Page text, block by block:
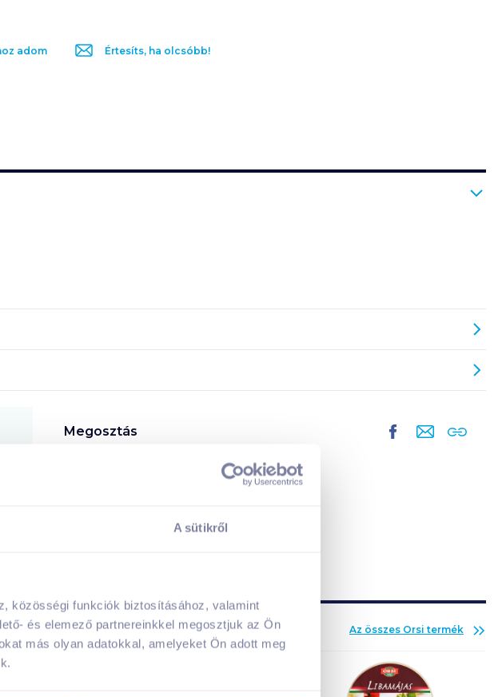
A sütikről
közösségi funkciók biztosításához, valamint
és elemező partnereinkkel megosztjuk az Ön
más olyan adatokkal, amelyeket Ön adott meg
Adj hozzá termékeket!
adom Értesíts, ha olcsóbb!
Megosztás
Az összes Orsi termék